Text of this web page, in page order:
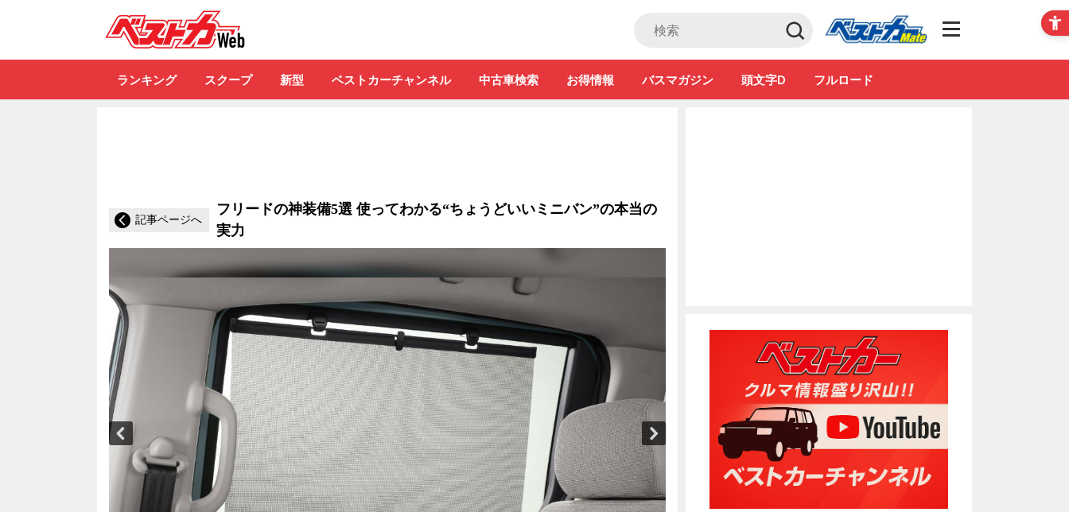
Club
ランキング スクープ 新型 ベストカーチャンネル 中古車検索 お得情報 バスマガジン 頭文字D フルロード
記事ページへ
フリードの神装備5選 使ってわかる“ちょうどいいミニバン”の本当の
実力